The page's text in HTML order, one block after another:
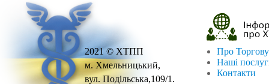
2021 © ХТПП
м. Хмельницький,
вул. Подільська,109/1.
Про
Наші
Контакти